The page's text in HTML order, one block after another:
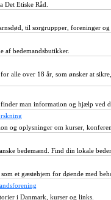
Etiske Råd.
til sorgruppper, foreninger
af bedemandsbutikker.
alle over 18 år, som ønsker at
finder man information og hjælp ved
og oplysninger om kurser,
bedemænd. Find din lokale
et gæstehjem for døende med
i Danmark, kurser og links.